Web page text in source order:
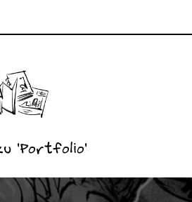
'Portfolio'